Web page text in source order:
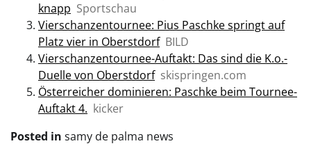
knapp Sportschau
Vierschanzentournee: Pius Paschke springt auf
Platz vier in Oberstdorf BILD
Vierschanzentournee-Auftakt: Das sind die K.o.-
Duelle von Oberstdorf skispringen.com
Österreicher dominieren: Paschke beim Tournee-
Auftakt 4. kicker
Posted in samy de palma news